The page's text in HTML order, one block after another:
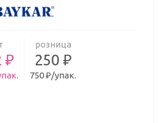
₽
розница
250 ₽
750 ₽/упак.